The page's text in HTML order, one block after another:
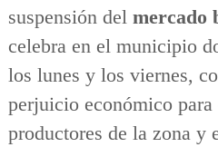
suspensión del mercado
celebra en el municipio
los lunes y los viernes,
perjuicio económico
productores de la zona y